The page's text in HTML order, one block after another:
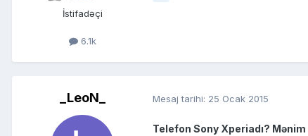
İstifadəçi
6.1k
_LeoN_ Mesaj tarihi: 25 Ocak 2015
Telefon Sony Xperiadı?